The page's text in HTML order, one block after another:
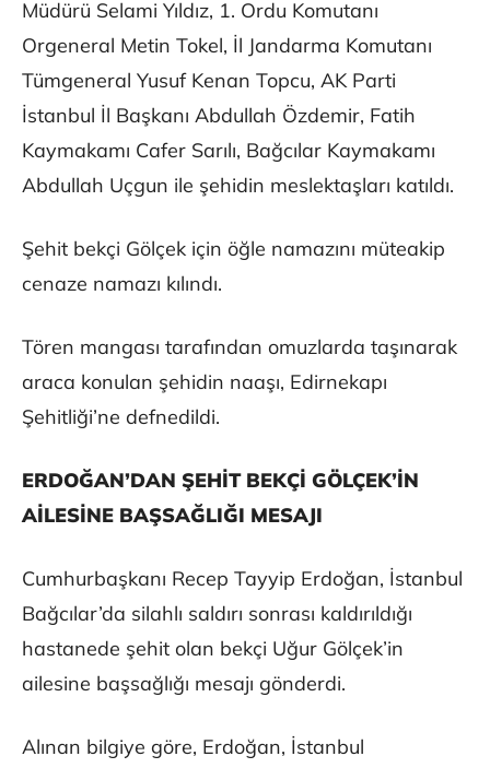
Müdürü Selami Yıldız, 1. Ordu Komutanı
Orgeneral Metin Tokel, İl Jandarma Komutanı
Tümgeneral Yusuf Kenan Topcu, AK Parti
İstanbul İl Başkanı Abdullah Özdemir, Fatih
Kaymakamı Cafer Sarılı, Bağcılar Kaymakamı
Abdullah Uçgun ile şehidin meslektaşları katıldı.
Şehit bekçi Gölçek için öğle namazını müteakip
cenaze namazı kılındı.
Tören mangası tarafından omuzlarda taşınarak
araca konulan şehidin naaşı, Edirnekapı
Şehitliği’ne defnedildi.
ERDOĞAN’DAN ŞEHİT BEKÇİ GÖLÇEK’İN
AİLESİNE BAŞSAĞLIĞI MESAJI
Cumhurbaşkanı Recep Tayyip Erdoğan, İstanbul
Bağcılar’da silahlı saldırı sonrası kaldırıldığı
hastanede şehit olan bekçi Uğur Gölçek’in
ailesine başsağlığı mesajı gönderdi.
Alınan bilgiye göre, Erdoğan, İstanbul